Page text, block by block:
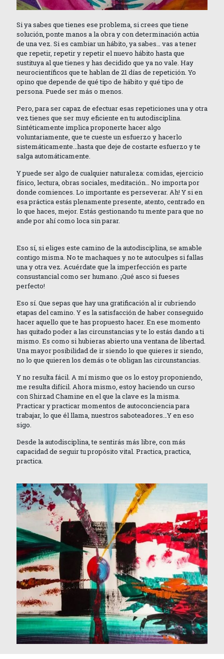
Si ya sabes que tienes ese problema, si crees que tiene
solución, ponte manos a la obra y con determinación actúa
de una vez. Si es cambiar un hábito, ya sabes… vas a tener
que repetir, repetir y repetir el nuevo hábito hasta que
sustituya al que tienes y has decidido que ya no vale. Hay
neurocientíficos que te hablan de 21 días de repetición. Yo
opino que depende de qué tipo de hábito y qué tipo de
persona. Puede ser más o menos.
Pero, para ser capaz de efectuar esas repeticiones una y otra
vez tienes que ser muy eficiente en tu autodisciplina.
Sintéticamente implica proponerte hacer algo
voluntariamente, que te cueste un esfuerzo y hacerlo
sistemáticamente…hasta que deje de costarte esfuerzo y te
salga automáticamente.
Y puede ser algo de cualquier naturaleza: comidas, ejercicio
físico, lectura, obras sociales, meditación… No importa por
donde comiences. Lo importante es perseverar. Ah! Y si en
esa práctica estás plenamente presente, atento, centrado en
lo que haces, mejor. Estás gestionando tu mente para que no
ande por ahí como loca sin parar.
Eso sí, si eliges este camino de la autodisciplina, se amable
contigo misma. No te machaques y no te autoculpes si fallas
una y otra vez. Acuérdate que la imperfección es parte
consustancial como ser humano. ¡Qué asco si fueses
perfecto!
Eso sí. Que sepas que hay una gratificación al ir cubriendo
etapas del camino. Y es la satisfacción de haber conseguido
hacer aquello que te has propuesto hacer. En ese momento
has quitado poder a las circunstancias y te lo estás dando a ti
mismo. Es como si hubieras abierto una ventana de libertad.
Una mayor posibilidad de ir siendo lo que quieres ir siendo,
no lo que quieren los demás o te obligan las circunstancias.
Y no resulta fácil. A mí mismo que os lo estoy proponiendo,
me resulta difícil. Ahora mismo, estoy haciendo un curso
con Shirzad Chamine en el que la clave es la misma.
Practicar y practicar momentos de autoconciencia para
trabajar, lo que él llama, nuestros saboteadores…Y en eso
sigo.
Desde la autodisciplina, te sentirás más libre, con más
capacidad de seguir tu propósito vital. Practica, practica,
practica.